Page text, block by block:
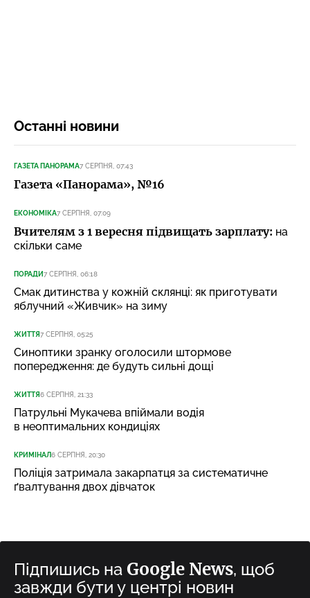
Останні новини
ГАЗЕТА ПАНОРАМА7 СЕРПНЯ, 07:43
Газета «Панорама», №16
ЕКОНОМІКА7 СЕРПНЯ, 07:09
Вчителям з 1 вересня підвищать зарплату: на
скільки саме
ПОРАДИ7 СЕРПНЯ, 06:18
Смак дитинства у кожній склянці: як приготувати
яблучний «Живчик» на зиму
ЖИТТЯ7 СЕРПНЯ, 05:25
Синоптики зранку оголосили штормове
попередження: де будуть сильні дощі
ЖИТТЯ6 СЕРПНЯ, 21:33
Патрульні Мукачева впіймали водія
в неоптимальних кондиціях
КРИМІНАЛ6 СЕРПНЯ, 20:30
Поліція затримала закарпатця за систематичне
ґвалтування двох дівчаток
Підпишись на Google News, щоб
завжди бути у центрі новин